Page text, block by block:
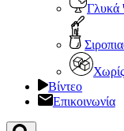
Γλυκά
Βίντεο
Επικοινωνία